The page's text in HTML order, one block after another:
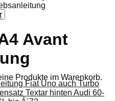
Produkte im Warenkorb.
Avant